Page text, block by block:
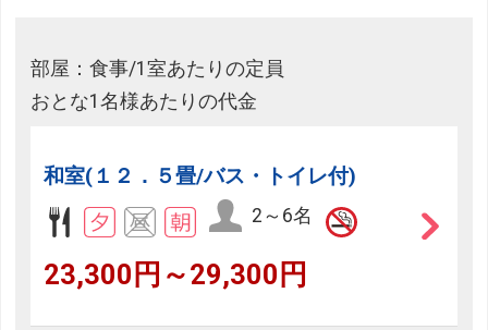
部屋：食事/1室あたりの定員
おとな1名様あたりの代金
和室(１２．５畳/バス・トイレ付)
2～6名
23,300円～29,300円